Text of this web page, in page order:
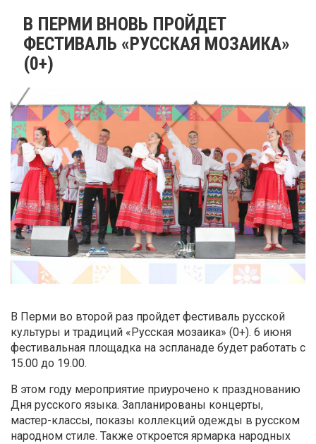
​В ПЕРМИ ВНОВЬ ПРОЙДЕТ
ФЕСТИВАЛЬ «РУССКАЯ МОЗАИКА»
(0+)
В Перми во второй раз пройдет фестиваль русской
культуры и традиций «Русская мозаика» (0+). 6 июня
фестивальная площадка на эспланаде будет работать с
15.00 до 19.00.
В этом году мероприятие приурочено к празднованию
Дня русского языка. Запланированы концерты,
мастер-классы, показы коллекций одежды в русском
народном стиле. Также откроется ярмарка народных